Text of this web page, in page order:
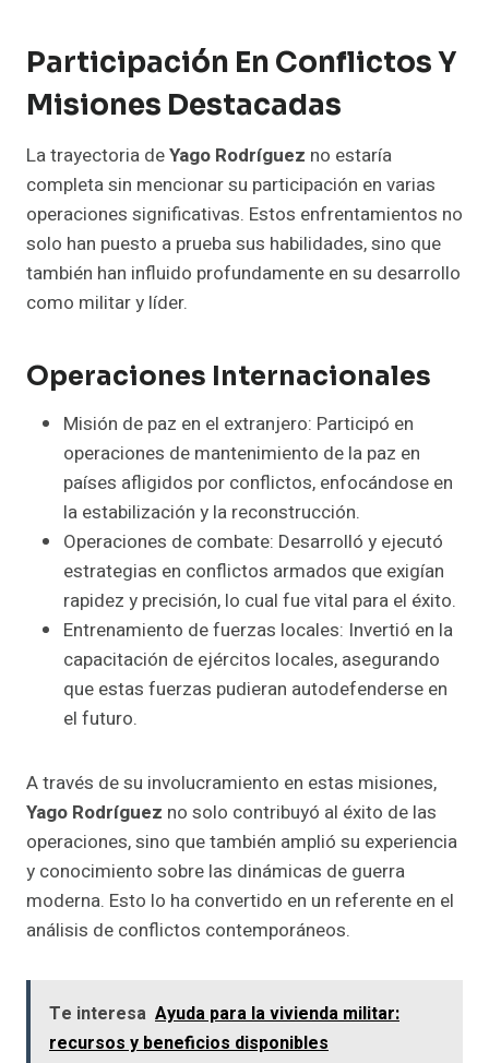
Participación En Conflictos Y
Misiones Destacadas
La trayectoria deYago Rodríguez no estaría
completa sin mencionar su participación en varias
operaciones significativas. Estos enfrentamientos no
solo han puesto a prueba sus habilidades, sino que
también han influido profundamente en su desarrollo
como militar y líder.
Operaciones Internacionales
Misión de paz en el extranjero: Participó en
operaciones de mantenimiento de la paz en
países afligidos por conflictos, enfocándose en
la estabilización y la reconstrucción.
Operaciones de combate: Desarrolló y ejecutó
estrategias en conflictos armados que exigían
rapidez y precisión, lo cual fue vital para el éxito.
Entrenamiento de fuerzas locales: Invertió en la
capacitación de ejércitos locales, asegurando
que estas fuerzas pudieran autodefenderse en
el futuro.
A través de su involucramiento en estas misiones,
Yago Rodríguez no solo contribuyó al éxito de las
operaciones, sino que también amplió su experiencia
y conocimiento sobre las dinámicas de guerra
moderna. Esto lo ha convertido en un referente en el
análisis de conflictos contemporáneos.
Te interesa Ayuda para la vivienda militar:
recursos y beneficios disponibles